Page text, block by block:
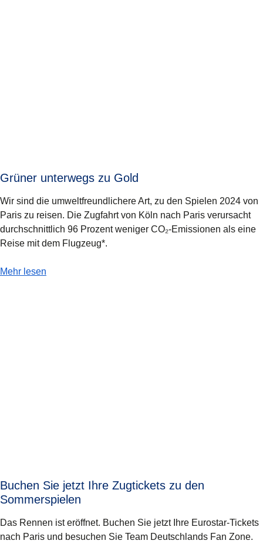
Grüner unterwegs zu Gold
Wir sind die umweltfreundlichere Art, zu den Spielen 2024 von
Paris zu reisen. Die Zugfahrt von Köln nach Paris verursacht
durchschnittlich 96 Prozent weniger CO₂-Emissionen als eine
Reise mit dem Flugzeug*.
Mehr lesen
-Grüner unterwegs zu Gold
Buchen Sie jetzt Ihre Zugtickets zu den
Sommerspielen
Das Rennen ist eröffnet. Buchen Sie jetzt Ihre Eurostar-Tickets
nach Paris und besuchen Sie Team Deutschlands Fan Zone.